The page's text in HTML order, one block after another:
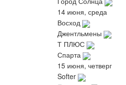
14 июня, среда
Восход
Джентльмены
Т ПЛЮС
Спарта
15 июня, четверг
Softer